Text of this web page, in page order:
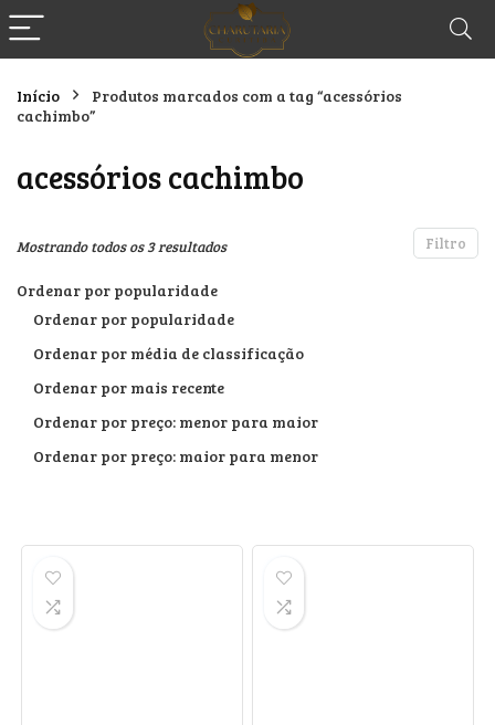
Início
Produtos marcados com a tag “acessórios
cachimbo”
acessórios cachimbo
Filtro
Mostrando todos os 3 resultadosClassificado
Ordenar por popularidade
Ordenar por popularidade
Ordenar por média de classificação
Ordenar por mais recente
Ordenar por preço: menor para maior
Ordenar por preço: maior para menor